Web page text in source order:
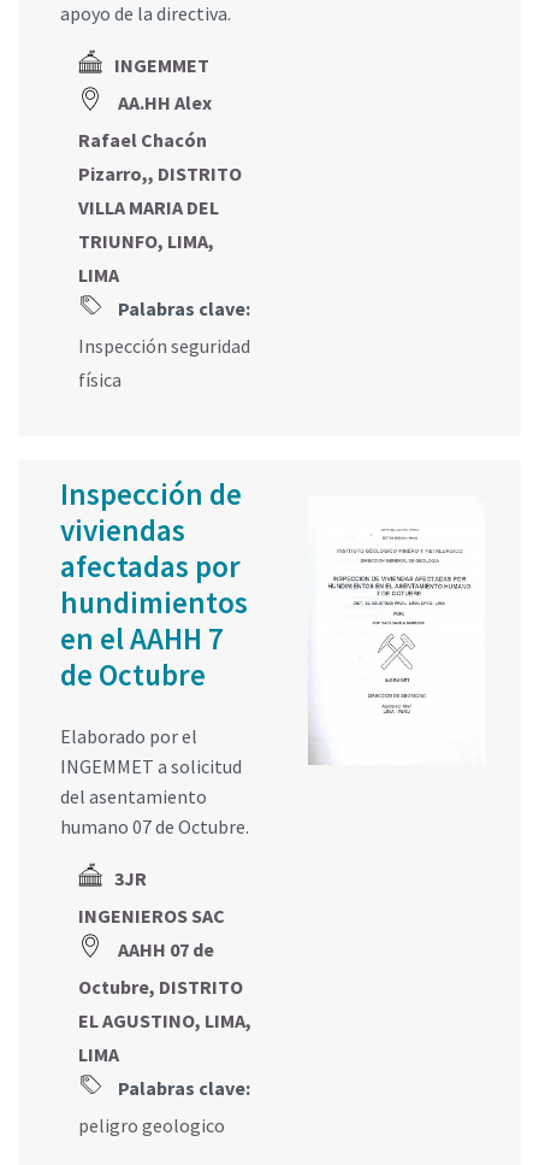
apoyo de la directiva.
INGEMMET
AA.HH Alex
Rafael Chacón
Pizarro,, DISTRITO
VILLA MARIA DEL
TRIUNFO, LIMA,
LIMA
Palabras clave:
Inspección seguridad
física
Inspección de
viviendas
afectadas por
hundimientos
en el AAHH 7
de Octubre
Elaborado por el
INGEMMET a solicitud
del asentamiento
humano 07 de Octubre.
3JR
INGENIEROS SAC
AAHH 07 de
Octubre, DISTRITO
EL AGUSTINO, LIMA,
LIMA
Palabras clave:
peligro geologico